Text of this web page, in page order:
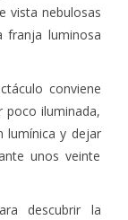
vista nebulosas
franja luminosa
conviene
poco iluminada,
lumínica y dejar
unos veinte
descubrir la